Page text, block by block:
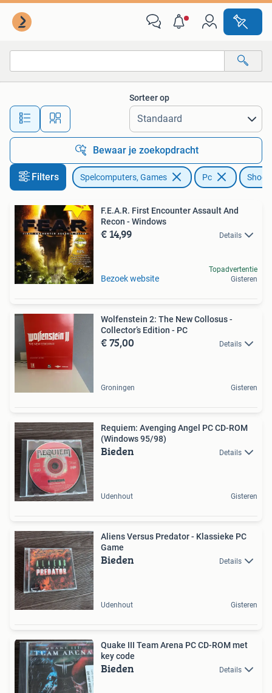
Alle afstanden…
Sorteer op
Bewaar je zoekopdracht
Filters Spelcomputers, Games Pc
F.E.A.R. First Encounter Assault And
Recon - Windows
€ 14,99 Details
Bezoek website
Topadvertentie
Gisteren
Wolfenstein 2: The New Collosus -
Collector’s Edition - PC
€ 75,00 Details
Groningen Gisteren
Requiem: Avenging Angel PC CD-ROM
(Windows 95/98)
Bieden Details
Udenhout Gisteren
Aliens Versus Predator - Klassieke PC
Game
Bieden Details
Udenhout Gisteren
Quake III Team Arena PC CD-ROM met
key code
Bieden Details